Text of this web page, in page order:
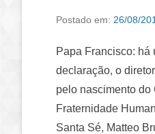
Postado em: 26/08/
Papa Francisco: há
declaração, o
pelo nascimento do
Fraternidade
Santa Sé, Matteo